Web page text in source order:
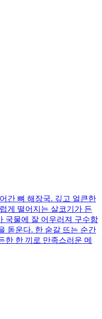
간 뼈 해장국. 깊고 얼큰한
게 떨어지는 살코기가 든
국물에 잘 어우러져 구수함
돋운다. 한 숟갈 뜨는 순간
한 한 끼로 만족스러운 메